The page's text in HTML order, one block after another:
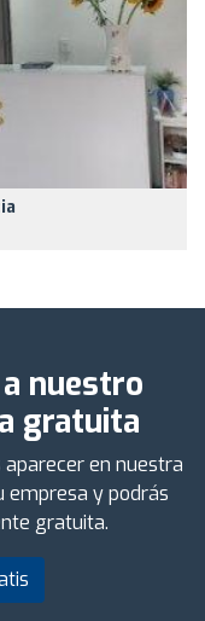
nuestro
gratuita
en nuestra
empresa y podrás
gratuita.